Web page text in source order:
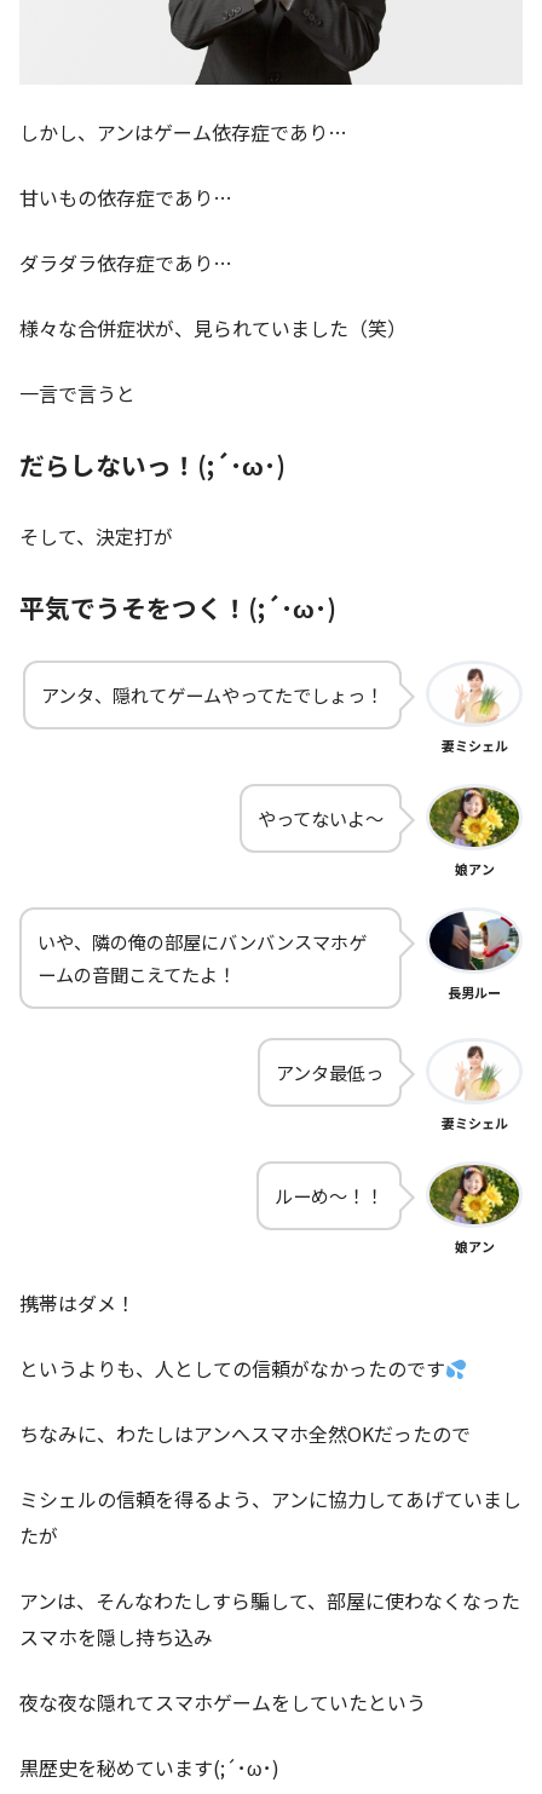
しかし、アンはゲーム依存症であり…
甘いもの依存症であり…
ダラダラ依存症であり…
様々な合併症状が、見られていました（笑）
一言で言うと
だらしないっ！(;´･ω･)
そして、決定打が
平気でうそをつく！(;´･ω･)
アンタ、隠れてゲームやってたでしょっ！
妻ミシェル
やってないよ～
娘アン
いや、隣の俺の部屋にバンバンスマホゲ
ームの音聞こえてたよ！
長男ルー
アンタ最低っ
妻ミシェル
ルーめ～！！
娘アン
携帯はダメ！
というよりも、人としての信頼がなかったのです
ちなみに、わたしはアンへスマホ全然OKだったので
ミシェルの信頼を得るよう、アンに協力してあげていまし
たが
アンは、そんなわたしすら騙して、部屋に使わなくなった
スマホを隠し持ち込み
夜な夜な隠れてスマホゲームをしていたという
黒歴史を秘めています(;´･ω･)